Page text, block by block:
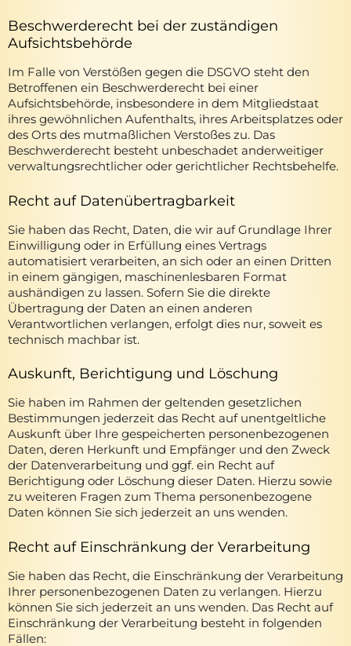
Beschwerde­recht bei der zuständigen
Aufsichts­behörde
Im Falle von Verstößen gegen die DSGVO steht den
Betroffenen ein Beschwerderecht bei einer
Aufsichtsbehörde, insbesondere in dem Mitgliedstaat
ihres gewöhnlichen Aufenthalts, ihres Arbeitsplatzes oder
des Orts des mutmaßlichen Verstoßes zu. Das
Beschwerderecht besteht unbeschadet anderweitiger
verwaltungsrechtlicher oder gerichtlicher Rechtsbehelfe.
Recht auf Daten­übertrag­barkeit
Sie haben das Recht, Daten, die wir auf Grundlage Ihrer
Einwilligung oder in Erfüllung eines Vertrags
automatisiert verarbeiten, an sich oder an einen Dritten
in einem gängigen, maschinenlesbaren Format
aushändigen zu lassen. Sofern Sie die direkte
Übertragung der Daten an einen anderen
Verantwortlichen verlangen, erfolgt dies nur, soweit es
technisch machbar ist.
Auskunft, Berichtigung und Löschung
Sie haben im Rahmen der geltenden gesetzlichen
Bestimmungen jederzeit das Recht auf unentgeltliche
Auskunft über Ihre gespeicherten personenbezogenen
Daten, deren Herkunft und Empfänger und den Zweck
der Datenverarbeitung und ggf. ein Recht auf
Berichtigung oder Löschung dieser Daten. Hierzu sowie
zu weiteren Fragen zum Thema personenbezogene
Daten können Sie sich jederzeit an uns wenden.
Recht auf Einschränkung der Verarbeitung
Sie haben das Recht, die Einschränkung der Verarbeitung
Ihrer personenbezogenen Daten zu verlangen. Hierzu
können Sie sich jederzeit an uns wenden. Das Recht auf
Einschränkung der Verarbeitung besteht in folgenden
Fällen: